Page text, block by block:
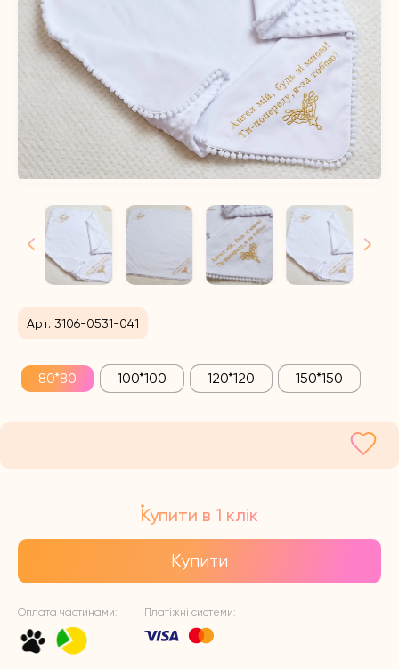
Арт. 3106-0531-041
80*80 100*100 120*120 150*150
Купити в 1 клік
Купити
Оплата частинами: Платіжні системи: